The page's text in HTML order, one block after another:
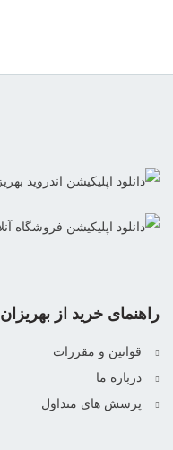
راهنمای خرید از بهریزان
قوانین و مقررات
درباره ما
پرسش های متداول